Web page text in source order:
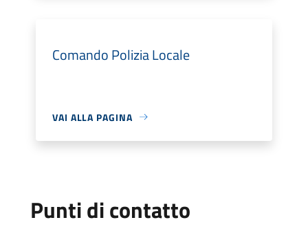
Comando Polizia Locale
VAI ALLA PAGINA
Punti di contatto